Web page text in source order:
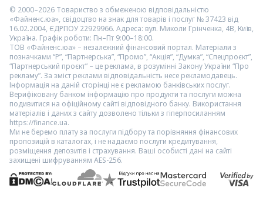
© 2000–2026 Товариство з обмеженою відповідальністю
«Файненс.юа», свідоцтво на знак для товарів і послуг № 37423 від
16.02.2004, ЄДРПОУ 22929966. Адреса: вул. Миколи Грінченка, 4В, Київ,
Україна. Графік роботи: Пн–Пт 9:00–18:00.
ТОВ «Файненс.юа» – незалежний фінансовий портал. Матеріали з
позначками “Р”, “Партнерська”, “Промо”, “Акція”, “Думка”, “Спецпроєкт”,
“Партнерський проєкт” – це реклама, в розумінні Закону України “Про
рекламу”. За зміст реклами відповідальність несе рекламодавець.
Інформація на даній сторінці не є рекламою банківських послуг.
Верифіковану банком інформацію про продукти та послуги можна
подивитися на офіційному сайті відповідного банку. Використання
матеріалів і даних з сайту дозволено тільки з гіперпосиланням
https://finance.ua.
Ми не беремо плату за послуги підбору та порівняння фінансових
пропозицій в каталогах, і не надаємо послуги кредитування,
розміщення депозитів і страхування. Ваші особисті дані на сайті
захищені шифруванням AES-256.